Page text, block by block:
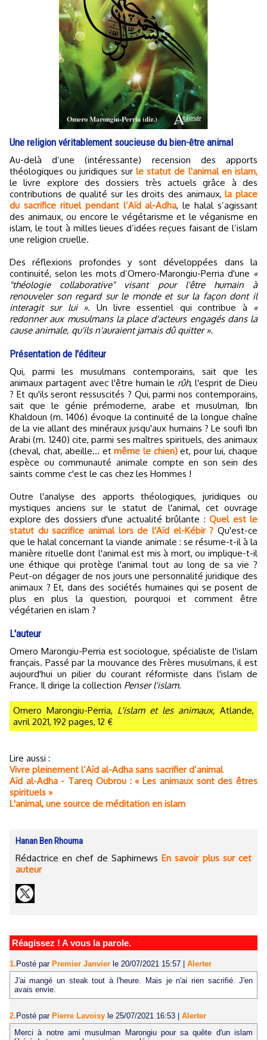
Une religion véritablement soucieuse du bien-être animal
Au-delà d’une (intéressante) recension des apports
théologiques ou juridiques sur le statut de l'animal en islam,
le livre explore des dossiers très actuels grâce à des
contributions de qualité sur les droits des animaux,la place
du sacrifice rituel pendant l’Aïd al-Adha, le halal s’agissant
des animaux, ou encore le végétarisme et le véganisme en
islam, le tout à milles lieues d’idées reçues faisant de l’islam
une religion cruelle.
Des réflexions profondes y sont développées dans la
continuité, selon les mots d’Omero-Marongiu-Perria d'une «
"théologie collaborative" visant pour l'être humain à
renouveler son regard sur le monde et sur la façon dont il
interagit sur lui ». Un livre essentiel qui contribue à
«
redonner aux musulmans la place d'acteurs engagés dans la
cause animale, qu'ils n'auraient jamais dû quitter ».
Présentation de l'éditeur
Qui, parmi les musulmans contemporains, sait que les
animaux partagent avec l'être humain le rûh, l'esprit de Dieu
? Et qu'ils seront ressuscités ? Qui, parmi nos contemporains,
sait que le génie prémoderne, arabe et musulman, Ibn
Khaldoun (m. 1406) évoque la continuité de la longue chaîne
de la vie allant des minéraux jusqu'aux humains ? Le soufi Ibn
Arabi (m. 1240) cite, parmi ses maîtres spirituels, des animaux
(cheval, chat, abeille... etmême le chien)et, pour lui, chaque
espèce ou communauté animale compte en son sein des
saints comme c'est le cas chez les Hommes !
Outre l'analyse des apports théologiques, juridiques ou
mystiques anciens sur le statut de l'animal, cet ouvrage
explore des dossiers d'une actualité brûlante :Quel est le
statut du sacrifice animal lors de l'Aïd el-Kébir ? Qu'est-ce
que le halal concernant la viande animale : se résume-t-il à la
manière rituelle dont l'animal est mis à mort, ou implique-t-il
une éthique qui protège l'animal tout au long de sa vie ?
Peut-on dégager de nos jours une personnalité juridique des
animaux ? Et, dans des sociétés humaines qui se posent de
plus en plus la question, pourquoi et comment être
végétarien en islam ?
L'auteur
Omero Marongiu-Perria est sociologue, spécialiste de l'islam
français. Passé par la mouvance des Frères musulmans, il est
aujourd'hui un pilier du courant réformiste dans l'islam de
France. Il dirige la collection Penser l'islam.
Omero Marongiu-Perria, L'islam et les animaux, Atlande,
avril 2021, 192 pages, 12 €
Lire aussi :
Vivre pleinement l’Aïd al-Adha sans sacrifier d’animal
Aïd al-Adha - Tareq Oubrou : « Les animaux sont des êtres
spirituels »
L'animal, une source de méditation en islam
Hanan Ben Rhouma
Rédactrice en chef de SaphirnewsEn savoir plus sur cet
auteur
Réagissez ! A vous la parole.
1. Posté par Premier Janvier le 20/07/2021 15:57
Alerter
J'ai mangé un steak tout à l'heure. Mais je n'ai rien sacrifié. J'en
avais envie.
2. Posté par Pierre Lavoisy le 25/07/2021 16:53
Alerter
Merci à notre ami musulman Marongiu pour sa quête d'un islam